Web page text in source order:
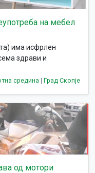
на мебел
има исфрлен
здрави и
често долго време
(вклучително и
дека имаме сериозен
предмети, од дрво,
кои се трупаат на
има многу
мрежи бараат
и честопати не
средина | Град Скопје
од мотори